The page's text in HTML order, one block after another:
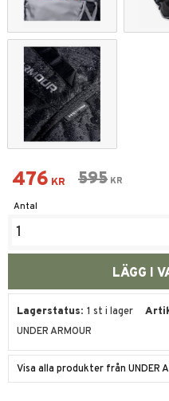
Nedsatt pris:
476 KR Ordinarie
595 KR
Antal
Lagerstatus 1 st i lager
UNDER ARMOUR
Visa alla produkter från UNDER